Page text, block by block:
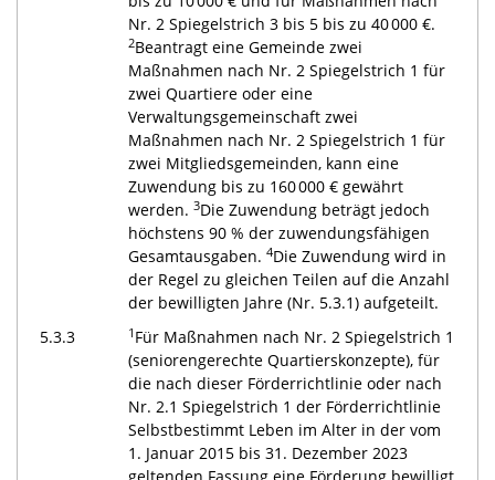
Nr. 2 Spiegelstrich 3 bis 5 bis zu 40 000 €.
2Beantragt eine Gemeinde zwei
Maßnahmen nach Nr. 2 Spiegelstrich 1 für
zwei Quartiere oder eine
Verwaltungsgemeinschaft zwei
Maßnahmen nach Nr. 2 Spiegelstrich 1 für
zwei Mitgliedsgemeinden, kann eine
Zuwendung bis zu 160 000 € gewährt
werden. 3Die Zuwendung beträgt jedoch
höchstens 90 % der zuwendungsfähigen
Gesamtausgaben. 4Die Zuwendung wird in
der Regel zu gleichen Teilen auf die Anzahl
der bewilligten Jahre (Nr. 5.3.1) aufgeteilt.
5.3.3
1 Für Maßnahmen nach Nr. 2 Spiegelstrich 1
(seniorengerechte Quartierskonzepte), für
die nach dieser Förderrichtlinie oder nach
Nr. 2.1 Spiegelstrich 1 der Förderrichtlinie
Selbstbestimmt Leben im Alter in der vom
1. Januar 2015 bis 31. Dezember 2023